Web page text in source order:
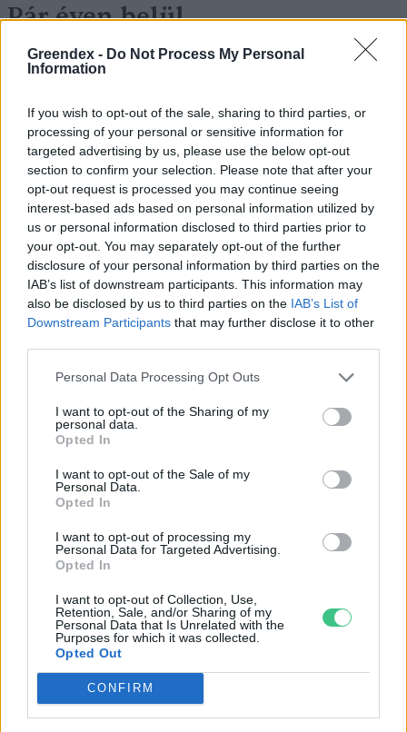
Greendex - Do Not Process My Personal
Information
If you wish to opt-out of the sale, sharing to third parties, or
processing of your personal or sensitive information for
targeted advertising by us, please use the below opt-out
section to confirm your selection. Please note that after your
opt-out request is processed you may continue seeing
interest-based ads based on personal information utilized by
us or personal information disclosed to third parties prior to
your opt-out. You may separately opt-out of the further
disclosure of your personal information by third parties on the
IAB’s list of downstream participants. This information may
also be disclosed by us to third parties on the IAB’s List of
Downstream Participants that may further disclose it to other
Personal Data Processing Opt Outs
I want to opt-out of the Sharing of my
personal data.
Opted In
I want to opt-out of the Sale of my
Personal Data.
Opted In
I want to opt-out of processing my
Personal Data for Targeted Advertising.
Opted In
I want to opt-out of Collection, Use,
Retention, Sale, and/or Sharing of my
Personal Data that Is Unrelated with the
Purposes for which it was collected.
Opted Out
CONFIRM
Pár éven belül
szivacsvárosokká kellene
alakítanunk a településeinket –
Podcast
PODCAST Novák Zsombor 2 perc
Szöllősi Gáborral, a Gardenfutura ügyvezetőjével beszélgettünk.
Történelmi aszály sújtja Nagy-
Britanniát is
SZEMLE